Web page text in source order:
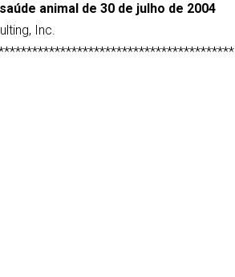
animal de 30 de julho de 2004
Inc.